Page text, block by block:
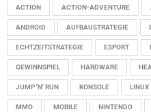
ACTION ACTION-ADVENTURE
ANDROID AUFBAUSTRATEGIE
ECHTZEITSTRATEGIE ESPORT
GEWINNSPIEL HARDWARE
JUMP 'N' RUN KONSOLE LINUX
MMO MOBILE NINTENDO